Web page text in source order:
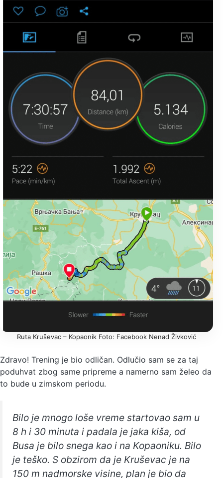
Ruta Kruševac – Kopaonik Foto: Facebook Nenad Živković
Zdravo! Trening je bio odličan. Odlučio sam se za taj
poduhvat zbog same pripreme a namerno sam želeo da
to bude u zimskom periodu.
Bilo je mnogo loše vreme startovao sam u
8 h i 30 minuta i padala je jaka kiša, od
Busa je bilo snega kao i na Kopaoniku. Bilo
je teško. S obzirom da je Kruševac je na
150 m nadmorske visine, plan je bio da